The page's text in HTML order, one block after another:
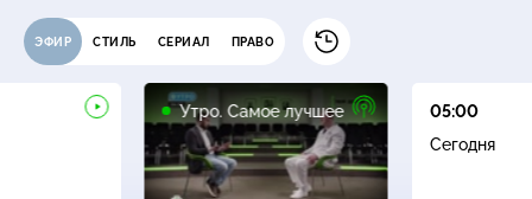
ЭФИР СТИЛЬ СЕРИАЛ ПРАВО
Утро. Самое лучшее
16+
05:00
Сегодня